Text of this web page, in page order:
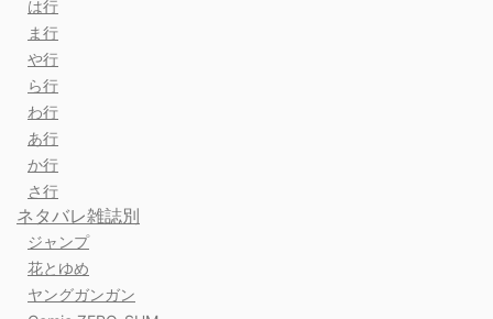
は行
ま行
や行
ら行
わ行
あ行
か行
さ行
ネタバレ雑誌別
ジャンプ
花とゆめ
ヤングガンガン